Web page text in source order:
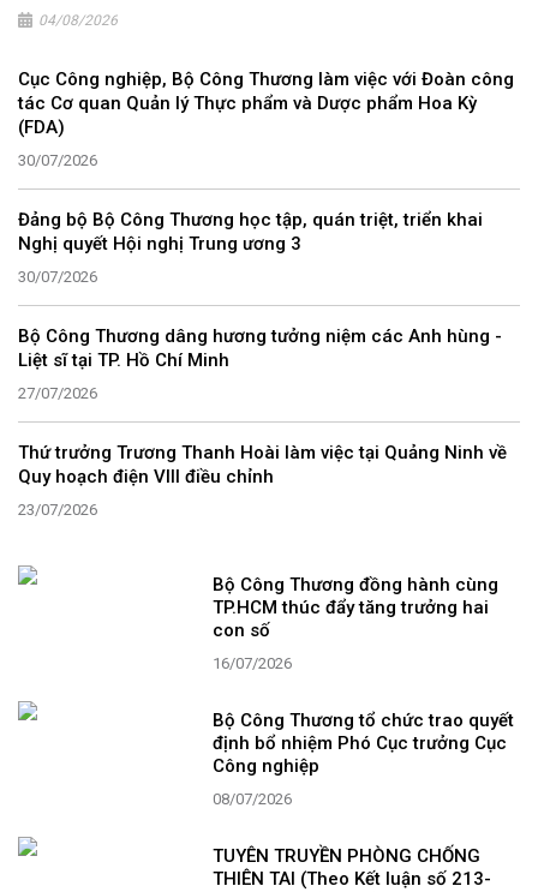
04/08/2026
Cục Công nghiệp, Bộ Công Thương làm việc với Đoàn công
tác Cơ quan Quản lý Thực phẩm và Dược phẩm Hoa Kỳ
(FDA)
30/07/2026
Đảng bộ Bộ Công Thương học tập, quán triệt, triển khai
Nghị quyết Hội nghị Trung ương 3
30/07/2026
Bộ Công Thương dâng hương tưởng niệm các Anh hùng -
Liệt sĩ tại TP. Hồ Chí Minh
27/07/2026
Thứ trưởng Trương Thanh Hoài làm việc tại Quảng Ninh về
Quy hoạch điện VIII điều chỉnh
23/07/2026
Bộ Công Thương đồng hành cùng
TP.HCM thúc đẩy tăng trưởng hai
con số
16/07/2026
Bộ Công Thương tổ chức trao quyết
định bổ nhiệm Phó Cục trưởng Cục
Công nghiệp
08/07/2026
TUYÊN TRUYỀN PHÒNG CHỐNG
THIÊN TAI (Theo Kết luận số 213-